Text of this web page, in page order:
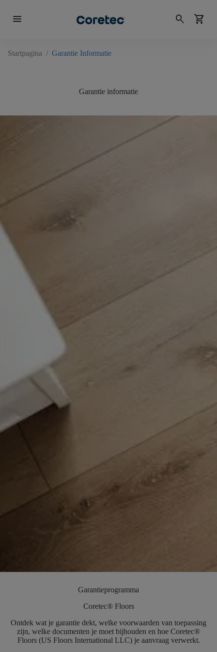
menu search shopping_cart
Startpagina / Garantie Informatie
Garantie informatie
Garantieprogramma
Coretec® Floors
Ontdek wat je garantie dekt, welke voorwaarden van toepassing
zijn, welke documenten je moet bijhouden en hoe Coretec®
Floors (US Floors International LLC) je aanvraag verwerkt.